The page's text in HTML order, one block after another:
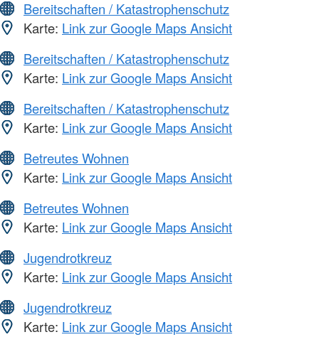
Bereitschaften / Katastrophenschutz
Karte: Link zur Google Maps Ansicht
Bereitschaften / Katastrophenschutz
Karte: Link zur Google Maps Ansicht
Bereitschaften / Katastrophenschutz
Karte: Link zur Google Maps Ansicht
Betreutes Wohnen
Karte: Link zur Google Maps Ansicht
Betreutes Wohnen
Karte: Link zur Google Maps Ansicht
Jugendrotkreuz
Karte: Link zur Google Maps Ansicht
Jugendrotkreuz
Karte: Link zur Google Maps Ansicht